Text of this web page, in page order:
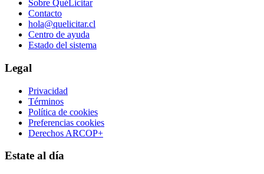
Sobre QuéLicitar
Contacto
hola@quelicitar.cl
Centro de ayuda
Estado del sistema
Legal
Privacidad
Términos
Política de cookies
Preferencias cookies
Derechos ARCOP+
Estate al día